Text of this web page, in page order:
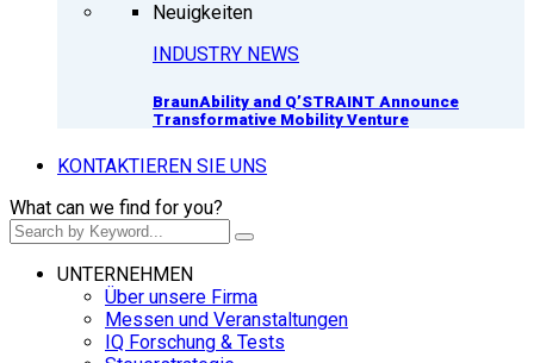
Neuigkeiten
INDUSTRY NEWS
BraunAbility and Q’STRAINT Announce
Transformative Mobility Venture
KONTAKTIEREN SIE UNS
What can we find for you?
UNTERNEHMEN
Über unsere Firma
Messen und Veranstaltungen
IQ Forschung & Tests